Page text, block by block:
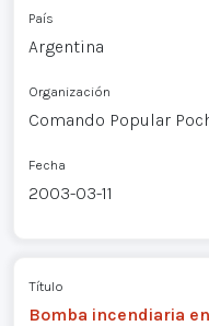
País
Argentina
Organización
Comando Popular
Fecha
2003-03-11
Título
Bomba incendiaria